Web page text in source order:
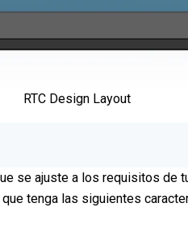
RTC Design Layout
se ajuste a los requisitos
tenga las siguientes